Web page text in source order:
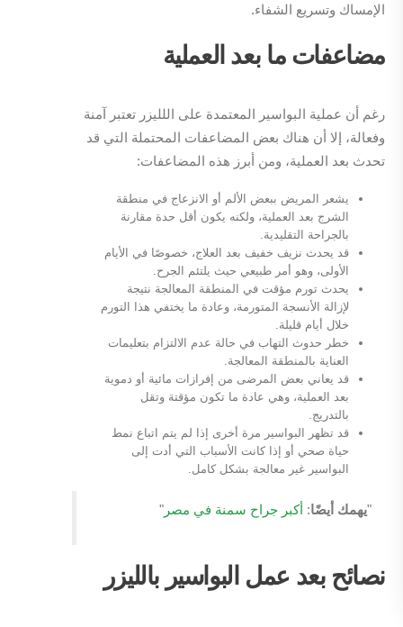
الإمساك وتسريع الشفاء.
مضاعفات ما بعد العملية
رغم أن عملية البواسير المعتمدة على اللليزر تعتبر آمنة
وفعالة، إلا أن هناك بعض المضاعفات المحتملة التي قد
تحدث بعد العملية، ومن أبرز هذه المضاعفات:
يشعر المريض ببعض الألم أو الانزعاج في منطقة
الشرج بعد العملية، ولكنه يكون أقل حدة مقارنة
بالجراحة التقليدية.
قد يحدث نزيف خفيف بعد العلاج، خصوصًا في الأيام
الأولى، وهو أمر طبيعي حيث يلتئم الجرح.
يحدث تورم مؤقت في المنطقة المعالجة نتيجة
لإزالة الأنسجة المتورمة، وعادة ما يختفي هذا التورم
خلال أيام قليلة.
خطر حدوث التهاب في حالة عدم الالتزام بتعليمات
العناية بالمنطقة المعالجة.
قد يعاني بعض المرضى من إفرازات مائية أو دموية
بعد العملية، وهي عادة ما تكون مؤقتة وتقل
بالتدريج.
قد تظهر البواسير مرة أخرى إذا لم يتم اتباع نمط
حياة صحي أو إذا كانت الأسباب التي أدت إلى
البواسير غير معالجة بشكل كامل.
"يهمك أيضًا: أكبر جراح سمنة في مصر "
نصائح بعد عمل البواسير بالليزر